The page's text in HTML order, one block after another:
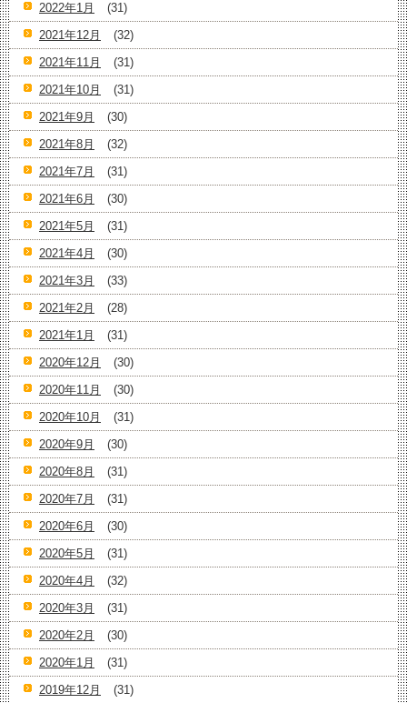
2022年1月
(31)
2021年12月
(32)
2021年11月
(31)
2021年10月
(31)
2021年9月
(30)
2021年8月
(32)
2021年7月
(31)
2021年6月
(30)
2021年5月
(31)
2021年4月
(30)
2021年3月
(33)
2021年2月
(28)
2021年1月
(31)
2020年12月
(30)
2020年11月
(30)
2020年10月
(31)
2020年9月
(30)
2020年8月
(31)
2020年7月
(31)
2020年6月
(30)
2020年5月
(31)
2020年4月
(32)
2020年3月
(31)
2020年2月
(30)
2020年1月
(31)
2019年12月
(31)